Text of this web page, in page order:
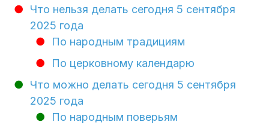
Что нельзя делать сегодня 5 сентября
2025 года
По народным традициям
По церковному календарю
Что можно делать сегодня 5 сентября
2025 года
По народным поверьям